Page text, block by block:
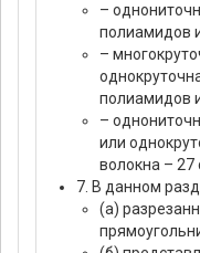
–
полиамидов
–
полиамидов
–
или
волокна – 27
7. В данном
(а)